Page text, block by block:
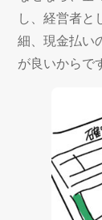
し、経営者と
細、現金払い
が良いからで